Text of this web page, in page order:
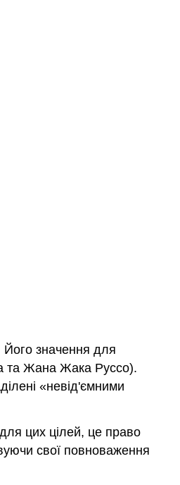
значення для
та Жана Жака Руссо).
«невід'ємними
цих цілей, це право
свої повноваження